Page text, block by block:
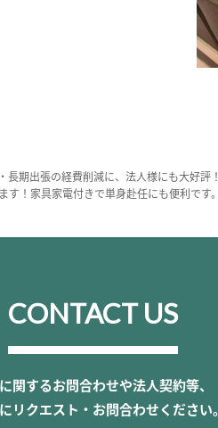
期出張の経費削減に、法人様にも大好評！
！家具家電付きで単身赴任にも便利です。
CONTACT US
関するお問合わせや法人契約等、
リクエスト・お問合わせください。